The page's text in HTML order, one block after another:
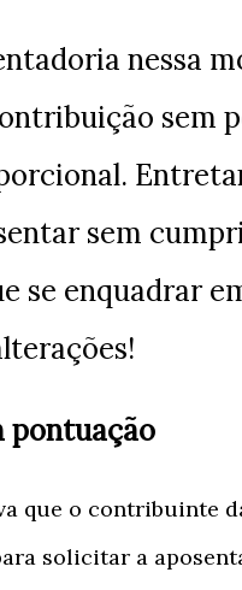
nessa
sem
sem
se enquadrar
pontuação
que o contribuinte
solicitar a